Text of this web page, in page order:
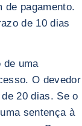
de pagamento.
de 10 dias
de uma
O devedor
20 dias. Se o
sentença à